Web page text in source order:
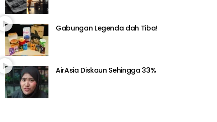
Gabungan Legenda dah Tiba!
AirAsia Diskaun Sehingga 33%